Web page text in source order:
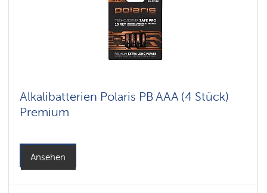
Alkalibatterien Polaris PB AAA (4 Stück)
Premium
Ansehen